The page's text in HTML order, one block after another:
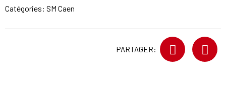
Catégories: SM Caen
PARTAGER: